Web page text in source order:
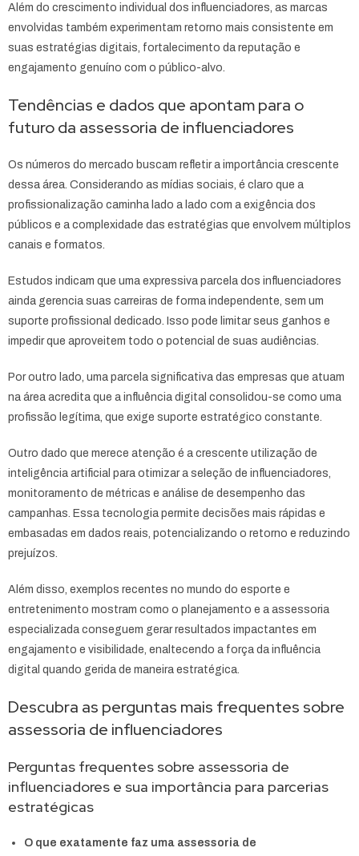
Além do crescimento individual dos influenciadores, as marcas
envolvidas também experimentam retorno mais consistente em
suas estratégias digitais, fortalecimento da reputação e
engajamento genuíno com o público-alvo.
Tendências e dados que apontam para o
futuro da assessoria de influenciadores
Os números do mercado buscam refletir a importância crescente
dessa área. Considerando as mídias sociais, é claro que a
profissionalização caminha lado a lado com a exigência dos
públicos e a complexidade das estratégias que envolvem múltiplos
canais e formatos.
Estudos indicam que uma expressiva parcela dos influenciadores
ainda gerencia suas carreiras de forma independente, sem um
suporte profissional dedicado. Isso pode limitar seus ganhos e
impedir que aproveitem todo o potencial de suas audiências.
Por outro lado, uma parcela significativa das empresas que atuam
na área acredita que a influência digital consolidou-se como uma
profissão legítima, que exige suporte estratégico constante.
Outro dado que merece atenção é a crescente utilização de
inteligência artificial para otimizar a seleção de influenciadores,
monitoramento de métricas e análise de desempenho das
campanhas. Essa tecnologia permite decisões mais rápidas e
embasadas em dados reais, potencializando o retorno e reduzindo
prejuízos.
Além disso, exemplos recentes no mundo do esporte e
entretenimento mostram como o planejamento e a assessoria
especializada conseguem gerar resultados impactantes em
engajamento e visibilidade, enaltecendo a força da influência
digital quando gerida de maneira estratégica.
Descubra as perguntas mais frequentes sobre
assessoria de influenciadores
Perguntas frequentes sobre assessoria de
influenciadores e sua importância para parcerias
estratégicas
O que exatamente faz uma assessoria de